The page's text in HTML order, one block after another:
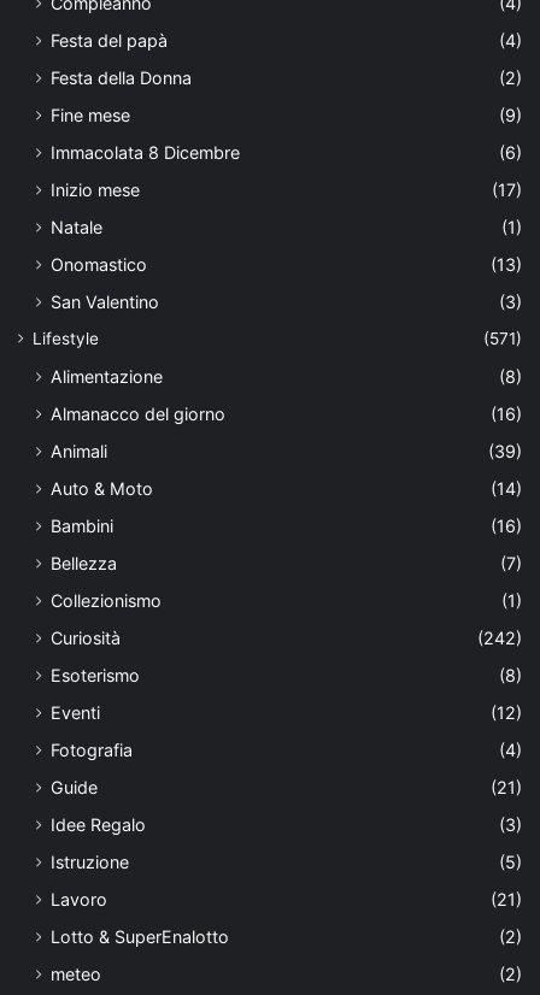
Festa del papà
(4)
Festa della Donna
(2)
Fine mese
(9)
Immacolata 8 Dicembre
(6)
Inizio mese
(17)
Natale
(1)
Onomastico
(13)
San Valentino
(3)
Lifestyle (571)
Alimentazione
(8)
Almanacco del giorno
(16)
Animali
(39)
Auto & Moto
(14)
Bambini
(16)
Bellezza
(7)
Collezionismo
(1)
Curiosità
(242)
Esoterismo
(8)
Eventi
(12)
Fotografia
(4)
Guide
(21)
Idee Regalo
(3)
Istruzione
(5)
Lavoro
(21)
Lotto & SuperEnalotto
(2)
meteo
(2)